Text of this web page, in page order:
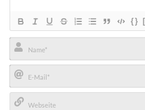
{}
Name*
E-
Mail*